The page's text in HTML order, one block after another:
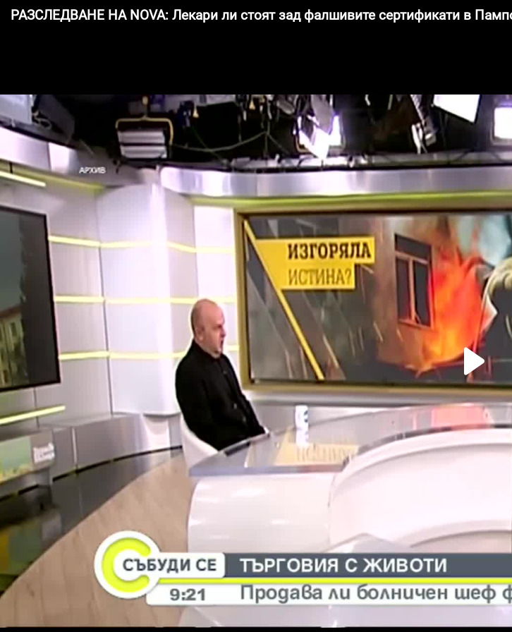
РАЗСЛЕДВАНЕ НА NOVA: Лекари ли стоят зад фалшивите сертификати в